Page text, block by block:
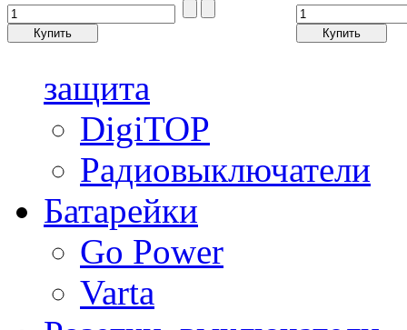
защита
DigiTOP
Радиовыключатели
Батарейки
Go Power
Varta